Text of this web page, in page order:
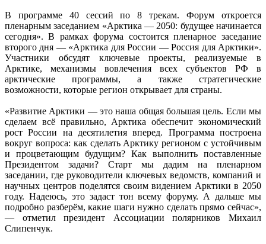
В программе 40 сессий по 8 трекам. Форум откроется
пленарным заседанием «Арктика — 2050: будущее начинается
сегодня». В рамках форума состоится пленарное заседание
второго дня — «Арктика для России — Россия для Арктики».
Участники обсудят ключевые проекты, реализуемые в
Арктике, механизмы вовлечения всех субъектов РФ в
арктические программы, а также стратегические
возможности, которые регион открывает для страны.
«Развитие Арктики — это наша общая большая цель. Если мы
сделаем всё правильно, Арктика обеспечит экономический
рост России на десятилетия вперед. Программа построена
вокруг вопроса: как сделать Арктику регионом с устойчивым
и процветающим будущим? Как выполнить поставленные
Президентом задачи? Старт мы дадим на пленарном
заседании, где руководители ключевых ведомств, компаний и
научных центров поделятся своим видением Арктики в 2050
году. Надеюсь, это задаст тон всему форуму. А дальше мы
подробно разберём, какие шаги нужно сделать прямо сейчас»,
— отметил президент Ассоциации полярников Михаил
Слипенчук.